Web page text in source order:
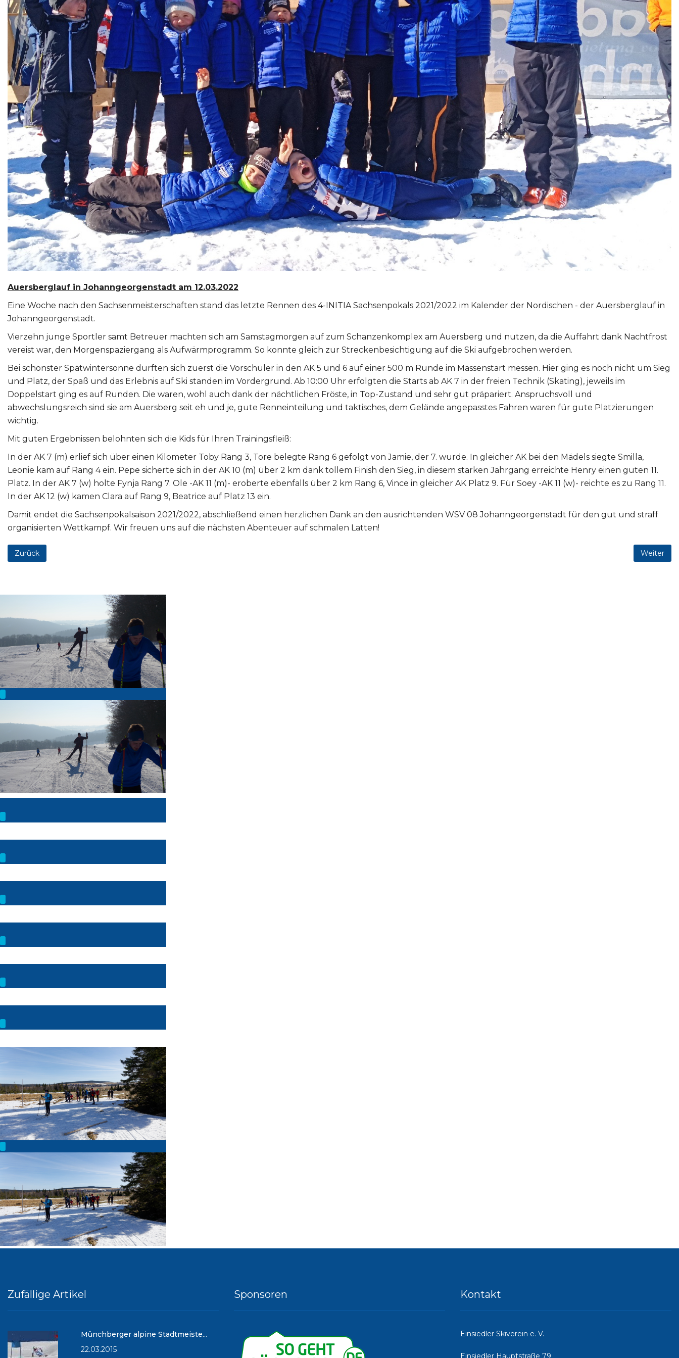
Auersberglauf in Johanngeorgenstadt am 12.03.2022
Eine Woche nach den Sachsenmeisterschaften stand das letzte Rennen des 4-INITIA Sachsenpokals 2021/2022 im Kalender der Nordischen - der Auersberglauf in
Johanngeorgenstadt.
Vierzehn junge Sportler samt Betreuer machten sich am Samstagmorgen auf zum Schanzenkomplex am Auersberg und nutzen, da die Auffahrt dank Nachtfrost
vereist war, den Morgenspaziergang als Aufwärmprogramm. So konnte gleich zur Streckenbesichtigung auf die Ski aufgebrochen werden.
Bei schönster Spätwintersonne durften sich zuerst die Vorschüler in den AK 5 und 6 auf einer 500 m Runde im Massenstart messen. Hier ging es noch nicht um Sieg
und Platz, der Spaß und das Erlebnis auf Ski standen im Vordergrund. Ab 10:00 Uhr erfolgten die Starts ab AK 7 in der freien Technik (Skating), jeweils im
Doppelstart ging es auf Runden. Die waren, wohl auch dank der nächtlichen Fröste, in Top-Zustand und sehr gut präpariert. Anspruchsvoll und
abwechslungsreich sind sie am Auersberg seit eh und je, gute Renneinteilung und taktisches, dem Gelände angepasstes Fahren waren für gute Platzierungen
wichtig.
Mit guten Ergebnissen belohnten sich die Kids für Ihren Trainingsfleiß:
In der AK 7 (m) erlief sich über einen Kilometer Toby Rang 3, Tore belegte Rang 6 gefolgt von Jamie, der 7. wurde. In gleicher AK bei den Mädels siegte Smilla,
Leonie kam auf Rang 4 ein. Pepe sicherte sich in der AK 10 (m) über 2 km dank tollem Finish den Sieg, in diesem starken Jahrgang erreichte Henry einen guten 11.
Platz. In der AK 7 (w) holte Fynja Rang 7. Ole -AK 11 (m)- eroberte ebenfalls über 2 km Rang 6, Vince in gleicher AK Platz 9. Für Soey -AK 11 (w)- reichte es zu Rang 11.
In der AK 12 (w) kamen Clara auf Rang 9, Beatrice auf Platz 13 ein.
Damit endet die Sachsenpokalsaison 2021/2022, abschließend einen herzlichen Dank an den ausrichtenden WSV 08 Johanngeorgenstadt für den gut und straff
organisierten Wettkampf. Wir freuen uns auf die nächsten Abenteuer auf schmalen Latten!
Zurück Weiter
Zufällige Artikel
Münchberger alpine Stadtmeiste...
22.03.2015
Sponsoren Kontakt
Einsiedler Skiverein e. V.
Einsiedler Hauptstraße 79